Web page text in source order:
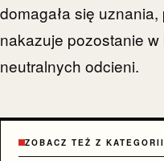
domagała się
nakazuje pozostanie
neutralnych odcieni.
ZOBACZ TEŻ Z